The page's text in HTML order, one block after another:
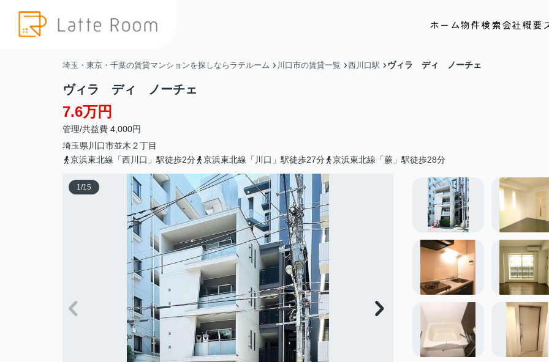
ホーム物件検索会社概要
埼玉・東京・千葉の賃貸マンションを探しならラテルーム 川口市の賃貸一覧 西川口駅 ヴィラ ディ ノーチェ
ヴィラ ディ ノーチェ
7.6万円
管理/共益費 4,000円
埼玉県 川口市並木 ２丁目
京浜東北線「西川口」駅徒歩2分
京浜東北線「川口」駅徒歩27分 京浜東北線「蕨」駅徒歩28分
1/15